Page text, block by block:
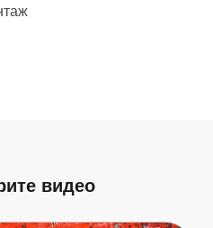
видео